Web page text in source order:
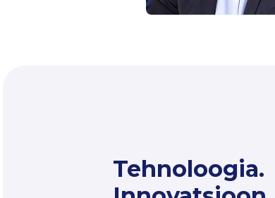
Tehnoloogia.